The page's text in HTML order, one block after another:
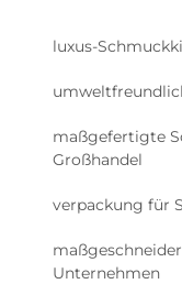
luxus-
maßgefertigte
Großhandel
verpackung für
Unternehmen